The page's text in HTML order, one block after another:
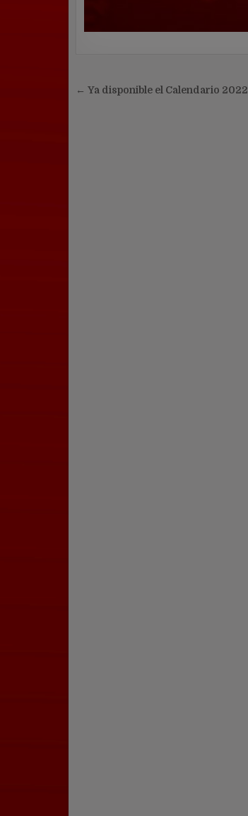
Navegación
← Ya disponible el Calendario 2022